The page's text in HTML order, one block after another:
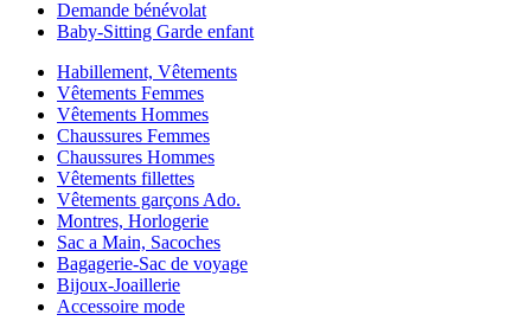
Demande bénévolat
Baby-Sitting Garde enfant
Habillement, Vêtements
Vêtements Femmes
Vêtements Hommes
Chaussures Femmes
Chaussures Hommes
Vêtements fillettes
Vêtements garçons Ado.
Montres, Horlogerie
Sac a Main, Sacoches
Bagagerie-Sac de voyage
Bijoux-Joaillerie
Accessoire mode